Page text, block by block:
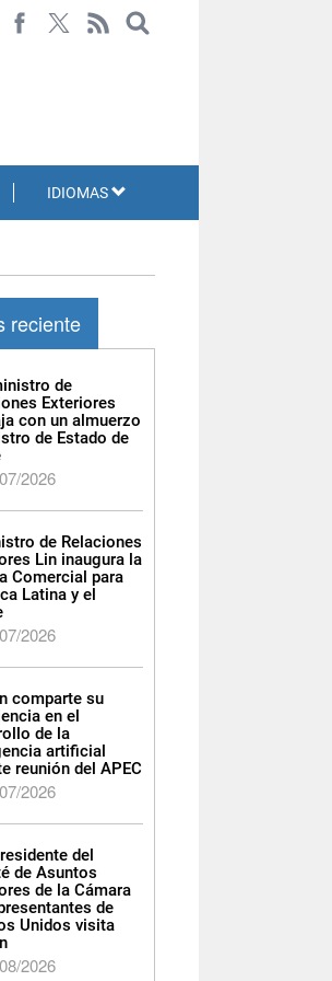
IDIOMAS
reciente
de
Exteriores
con un almuerzo
de Estado de
2026
de Relaciones
Lin inaugura la
Comercial para
Latina y el
2026
comparte su
en el
de la
artificial
reunión del APEC
2026
del
de Asuntos
de la Cámara
de
Unidos visita
2026